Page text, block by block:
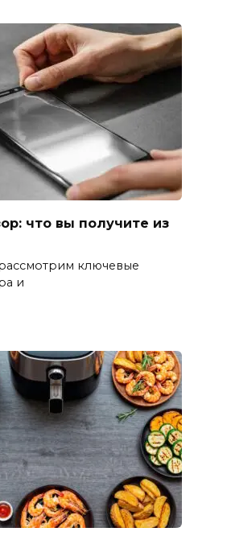
что вы получите из
ключевые
и